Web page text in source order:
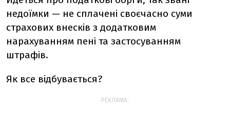
недоїмки — не сплачені своєчасно суми
страхових внесків з додатковим
нарахуванням пені та застосуванням
штрафів.
Як все відбувається?
РЕКЛАМА: